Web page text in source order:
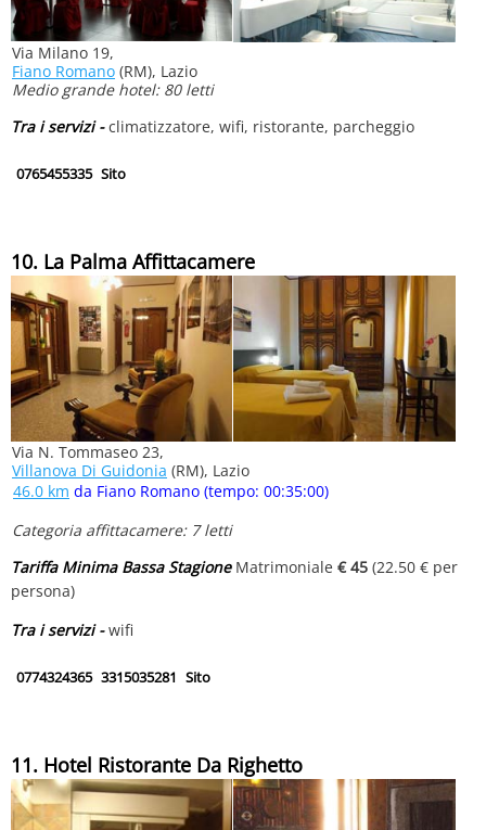
Via Milano 19,
Fiano Romano (RM), Lazio
Medio grande hotel: 80 letti
Tra i servizi -climatizzatore, wifi, ristorante, parcheggio
0765455335 Sito
10. La Palma Affittacamere
Via N. Tommaseo 23,
Villanova Di Guidonia (RM), Lazio
46.0 km da Fiano Romano (tempo: 00:35:00)
Categoria affittacamere: 7 letti
Tariffa Minima Bassa StagioneMatrimoniale € 45 (22.50 € per
persona)
Tra i servizi -wifi
0774324365 3315035281 Sito
11. Hotel Ristorante Da Righetto